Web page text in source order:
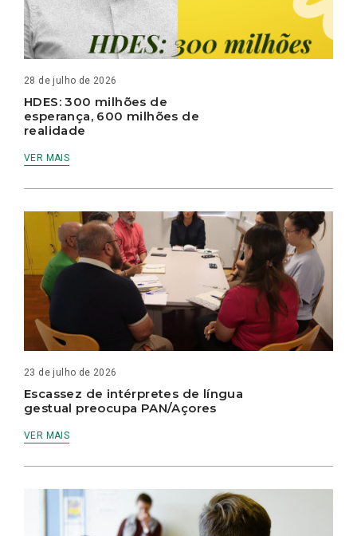
28 de julho de 2026
HDES: 300 milhões de
esperança, 600 milhões de
realidade
VER MAIS
23 de julho de 2026
Escassez de intérpretes de língua
gestual preocupa PAN/Açores
VER MAIS